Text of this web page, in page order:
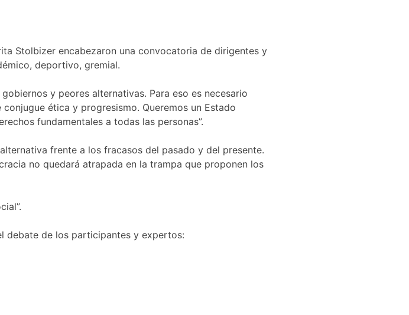
Stolbizer encabezaron una convocatoria de dirigentes y
deportivo, gremial.
y peores alternativas. Para eso es necesario
ética y progresismo. Queremos un Estado
fundamentales a todas las personas”.
frente a los fracasos del pasado y del presente.
no quedará atrapada en la trampa que proponen los
debate de los participantes y expertos: